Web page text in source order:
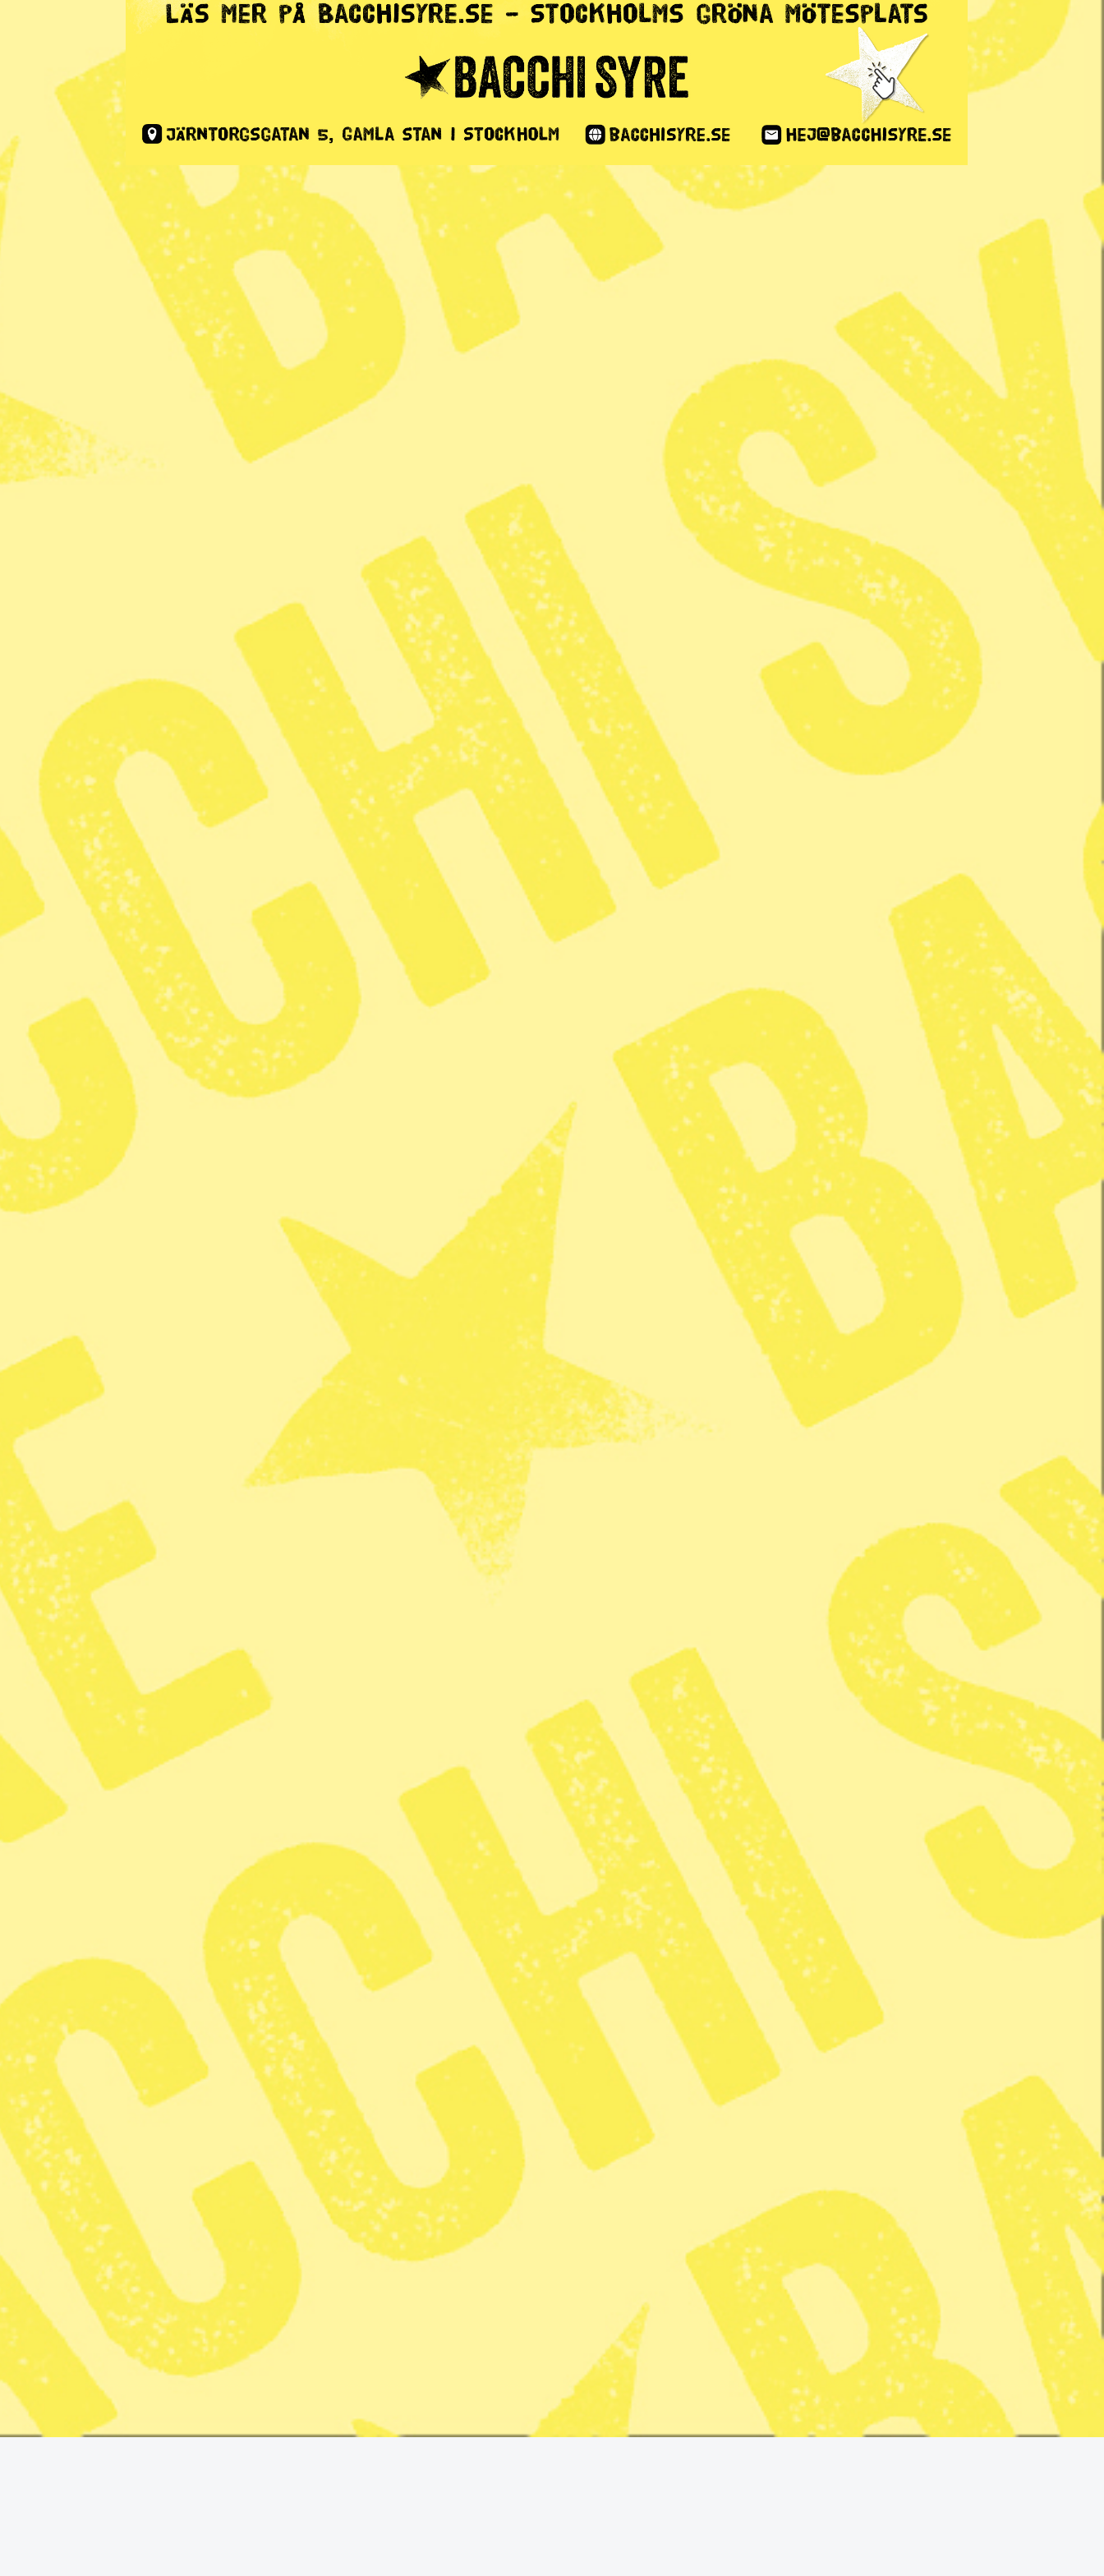
Hovrätten underkänner
dom om delad renskötsel
Publicerad 2020-12-16 2 min lästid
När tingsrätten dömde att även samerna utanför samebyn hade rätt att bedriva renskötsel underkändes i praktiken rennäringslagen. Arkivbild.
Foto: Malin Moberg
I en dom som kunde fått långtgående konsekvenser för samer och
rennäringen underkände Lycksele tingsrätt den svenska
rennäringslagen tidigare i år. Men nu undanröjer hovrätten domen i det
så kallade Vapstensmålet – och återförvisar det till tingsrätten.
Marc Skogelin/TT
Dela
Enligt Hovrätten för Övre Norrland har tingsrätten agerat i strid med
grundläggande processrättsliga principer genom att beakta skrivningar i den
uppmärksammande Girjasdomen, som meddelades efter att huvudförhandlingen i
Lycksele avslutats men innan dom meddelats, utan att berätta för parterna i målet
”Tingsrätten hamnade i en speciell och ovanlig situation när Girjasdomen kom,
men borde ha hanterat den genom att rådgöra med parterna i stället för att avgöra
målet i befintligt skick”, säger hovrättens ordförande Olof Hellström i ett
Hovrätten anser även att tingsrätten hade tolkat ett yrkande på ett felaktigt sätt.
Vapstensmålet handlar om en långvarig konflikt mellan två grupper samer i
Tingsrätten dömde i slutet av februari i år att båda grupperna hade lika rätt att
bedriva renskötsel i området. Tidigare var det bara den ena gruppen samer, som är
medlemmar i Vapstens sameby, som hade rätt att bedriva renskötsel, eftersom
medlemskap i en sameby enligt rennäringslagen är en förutsättning för att få göra
När tingsrätten dömde att även samerna utanför samebyn hade rätt att bedriva
rennäringslagstiftningen måste skrivas om, sade lagmannen Anders Alenskär till
TT när domen meddelades.
Men eftersom tingsrättens handläggning har innefattat rättegångsfel som inte går att
reparera i hovrätten ska målet prövas på nytt i tingsrätten.
Zoom
Kritiken: Sverige borde
tydligare fördöma USA:s
agerande i Venezuela
Publicerad 2026-01-04 6 min lästid
ANNONS